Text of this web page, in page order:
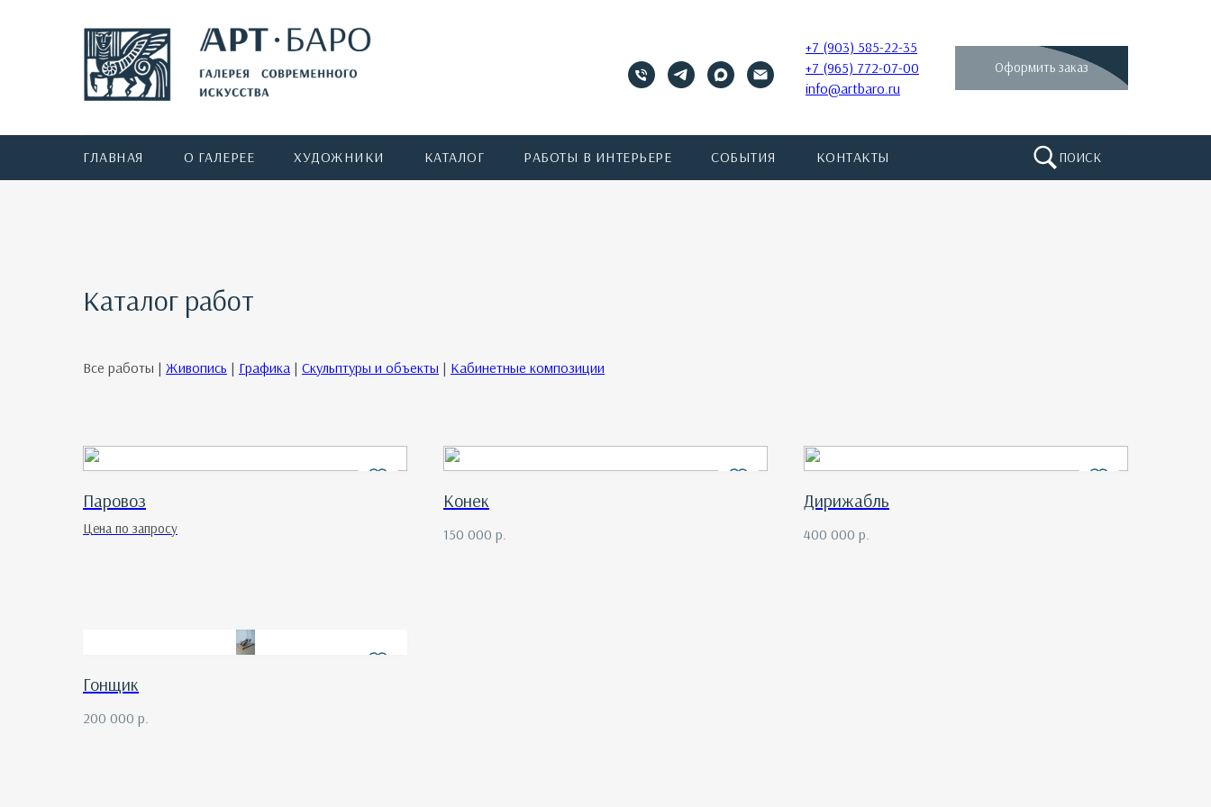
+7 (903) 585-22-35
+7 (965) 772-07-00
info@artbaro.ru
Оформить заказ
ПОИСК
ГЛАВНАЯ О ГАЛЕРЕЕ ХУДОЖНИКИ КАТАЛОГ РАБОТЫ В ИНТЕРЬЕРЕ СОБЫТИЯ КОНТАКТЫ
Каталог работ
Все работы | Живопись | Графика | Скульптуры и объекты | Кабинетные композиции
Паровоз
Цена по запросу
Конек
150 000 р.
Дирижабль
400 000 р.
Гонщик
200 000 р.